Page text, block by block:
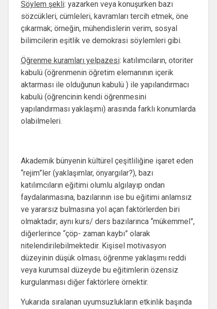
Söylem şekli: yazarken veya konuşurken bazı
sözcükleri, cümleleri, kavramları tercih etmek, öne
çıkarmak; örneğin, mühendislerin verim, sosyal
bilimcilerin eşitlik ve demokrasi söylemleri gibi.
Öğrenme kuramları yelpazesi: katılımcıların, otoriter
kabulü (öğrenmenin öğretim elemanının içerik
aktarması ile olduğunun kabulü ) ile yapılandırmacı
kabulü (öğrencinin kendi öğrenmesini
yapılandırması yaklaşımı) arasında farklı konumlarda
olabilmeleri.
Akademik bünyenin kültürel çeşitliliğine işaret eden
“rejim”ler (yaklaşımlar, önyargılar?), bazı
katılımcıların eğitimi olumlu algılayıp ondan
faydalanmasına, bazılarının ise bu eğitimi anlamsız
ve yararsız bulmasına yol açan faktörlerden biri
olmaktadır; aynı kurs/ ders bazılarınca “mükemmel”,
diğerlerince “çöp- zaman kaybı” olarak
nitelendirilebilmektedir. Kişisel motivasyon
düzeyinin düşük olması, öğrenme yaklaşımı reddi
veya kurumsal düzeyde bu eğitimlerin özensiz
kurgulanması diğer faktörlere örnektir.
Yukarıda sıralanan uyumsuzlukların etkinlik başında